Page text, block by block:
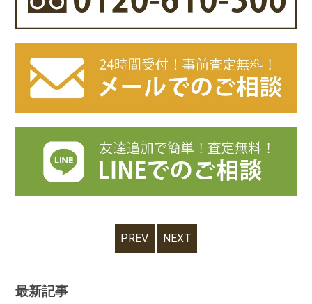
PREV. NEXT
最新記事